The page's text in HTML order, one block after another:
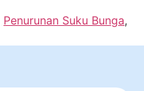
Penurunan Suku Bunga,